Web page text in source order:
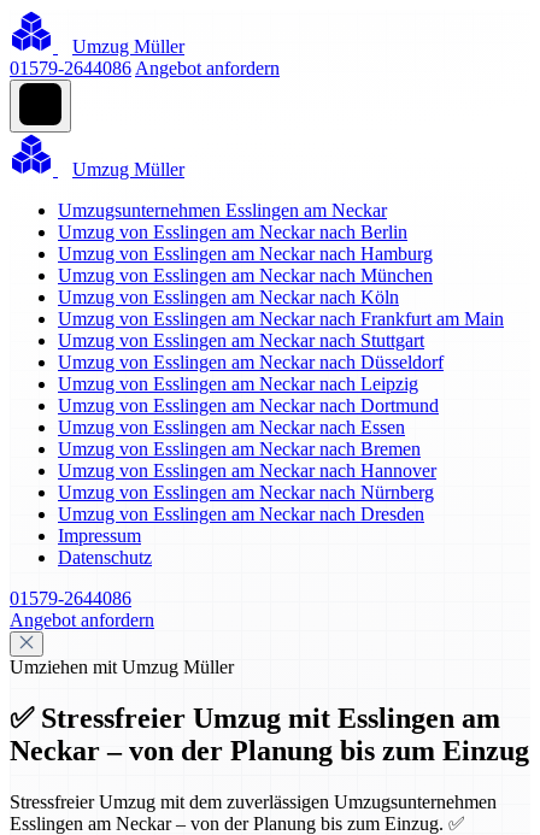
Umzug Müller
01579-2644086 Angebot anfordern
Umzug Müller
Umzugsunternehmen Esslingen am Neckar
Umzug von Esslingen am Neckar nach Berlin
Umzug von Esslingen am Neckar nach Hamburg
Umzug von Esslingen am Neckar nach München
Umzug von Esslingen am Neckar nach Köln
Umzug von Esslingen am Neckar nach Frankfurt am Main
Umzug von Esslingen am Neckar nach Stuttgart
Umzug von Esslingen am Neckar nach Düsseldorf
Umzug von Esslingen am Neckar nach Leipzig
Umzug von Esslingen am Neckar nach Dortmund
Umzug von Esslingen am Neckar nach Essen
Umzug von Esslingen am Neckar nach Bremen
Umzug von Esslingen am Neckar nach Hannover
Umzug von Esslingen am Neckar nach Nürnberg
Umzug von Esslingen am Neckar nach Dresden
Impressum
Datenschutz
01579-2644086
Angebot anfordern
Umziehen mit Umzug Müller
✅ Stressfreier Umzug mit Esslingen am
Neckar – von der Planung bis zum Einzug
Stressfreier Umzug mit dem zuverlässigen Umzugsunternehmen
Esslingen am Neckar – von der Planung bis zum Einzug. ✅